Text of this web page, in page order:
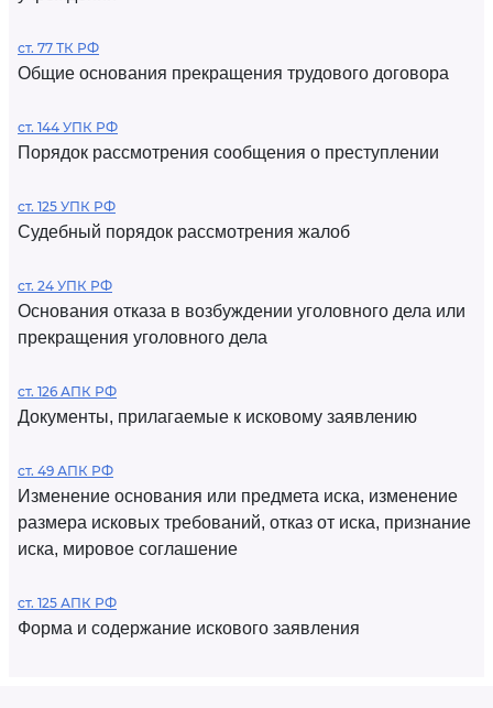
ст. 77 ТК РФ
Общие основания прекращения трудового договора
ст. 144 УПК РФ
Порядок рассмотрения сообщения о преступлении
ст. 125 УПК РФ
Судебный порядок рассмотрения жалоб
ст. 24 УПК РФ
Основания отказа в возбуждении уголовного дела или
прекращения уголовного дела
ст. 126 АПК РФ
Документы, прилагаемые к исковому заявлению
ст. 49 АПК РФ
Изменение основания или предмета иска, изменение
размера исковых требований, отказ от иска, признание
иска, мировое соглашение
ст. 125 АПК РФ
Форма и содержание искового заявления